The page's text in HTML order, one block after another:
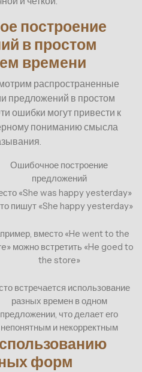
построение
в простом
времени
распространенные
предложений в простом
ошибки могут привести к
пониманию смысла
Ошибочное построение
предложений
«She was happy yesterday»
пишут «She happy yesterday»
вместо «He went to the
можно встретить «He goed to
the store»
встречается использование
разных времен в одном
предложении, что делает его
непонятным и некорректным
форм